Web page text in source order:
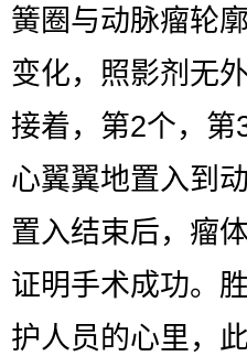
簧圈与动脉瘤轮
变化，照影剂无
接着，第2个，
心翼翼地置入到
置入结束后，瘤
证明手术成功。
护人员的心里，